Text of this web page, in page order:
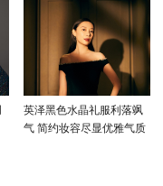
英泽黑色水晶礼服利落飒
气 简约妆容尽显优雅气质